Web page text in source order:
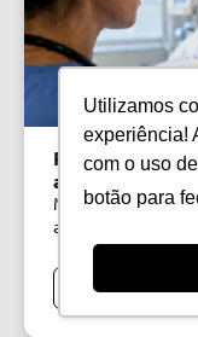
Utilizamos
experiência!
com o uso
botão para
Parametrizar
ajustar para
Monitorar o
atendimento. E